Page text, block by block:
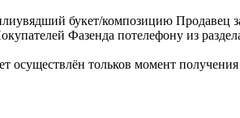
букет/композицию Продавец
Фазенда потелефону из
осуществлён тольков момент